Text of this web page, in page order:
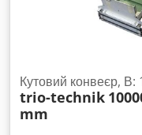
Кутовий конвеєр,
trio-technik
mm